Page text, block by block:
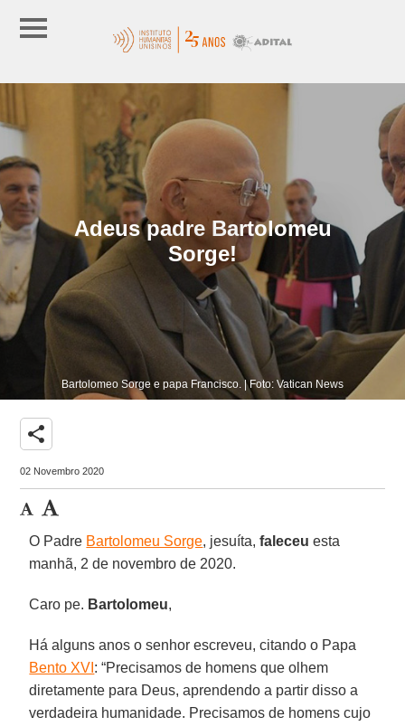
Adeus padre Bartolomeu
Sorge!
Bartolomeo Sorge e papa Francisco. | Foto: Vatican News
share
02 Novembro 2020
O Padre Bartolomeu Sorge, jesuíta,faleceu esta
manhã, 2 de novembro de 2020.
Caro pe. Bartolomeu,
Há alguns anos o senhor escreveu, citando o Papa
Bento XVI : “Precisamos de homens que olhem
diretamente para Deus, aprendendo a partir disso a
verdadeira humanidade. Precisamos de homens cujo